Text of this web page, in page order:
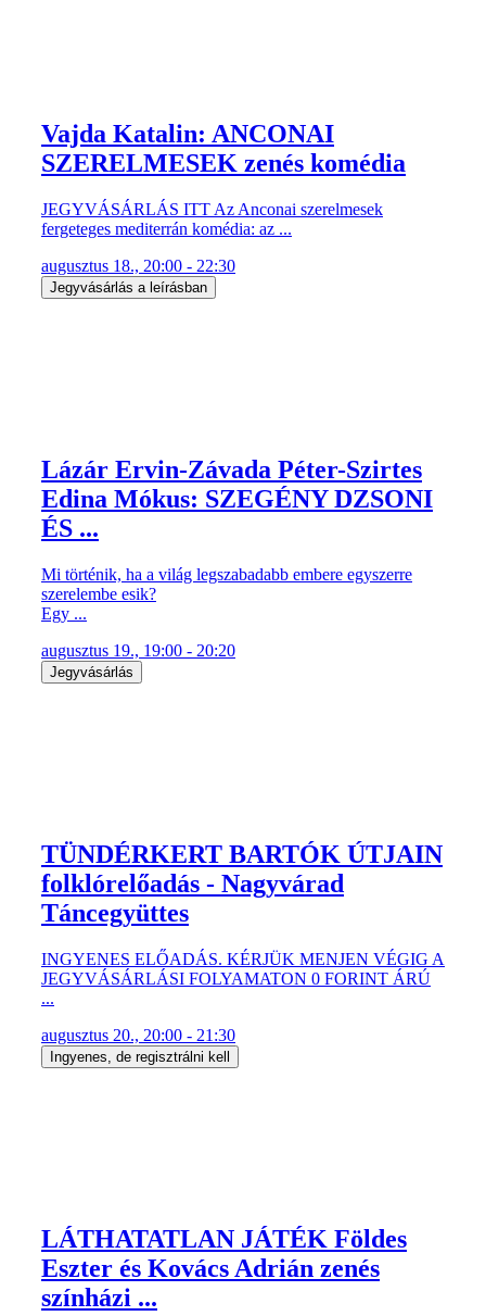
Vajda Katalin: ANCONAI
SZERELMESEK zenés komédia
JEGYVÁSÁRLÁS ITT Az Anconai szerelmesek
fergeteges mediterrán komédia: az ...
augusztus 18., 20:00 - 22:30
Jegyvásárlás a leírásban
Lázár Ervin-Závada Péter-Szirtes
Edina Mókus: SZEGÉNY DZSONI
ÉS ...
Mi történik, ha a világ legszabadabb embere egyszerre
szerelembe esik?
Egy ...
augusztus 19., 19:00 - 20:20
Jegyvásárlás
TÜNDÉRKERT BARTÓK ÚTJAIN
folklórelőadás - Nagyvárad
Táncegyüttes
INGYENES ELŐADÁS. KÉRJÜK MENJEN VÉGIG A
JEGYVÁSÁRLÁSI FOLYAMATON 0 FORINT ÁRÚ
...
augusztus 20., 20:00 - 21:30
Ingyenes, de regisztrálni kell
LÁTHATATLAN JÁTÉK Földes
Eszter és Kovács Adrián zenés
színházi ...